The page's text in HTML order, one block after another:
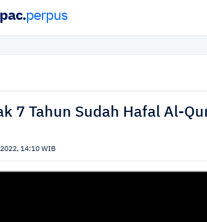
Home
7 Tahun Sudah Hafal Al-
14:10 WIB